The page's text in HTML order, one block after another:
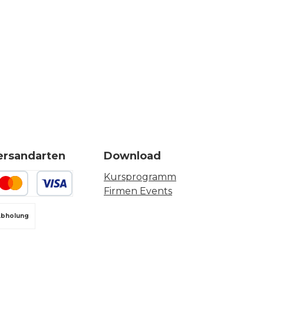
Download
Kursprogramm
Firmen Events